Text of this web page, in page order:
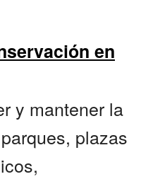
en
y mantener la
plazas